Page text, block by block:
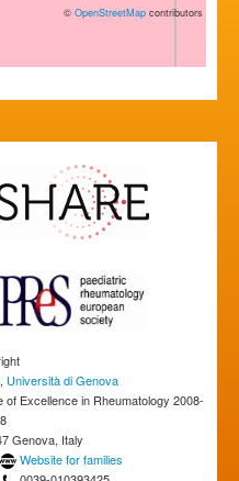
© OpenStreetMap contributors
, Università di Genova
of Excellence in Rheumatology 2008-
Genova, Italy
Website for families